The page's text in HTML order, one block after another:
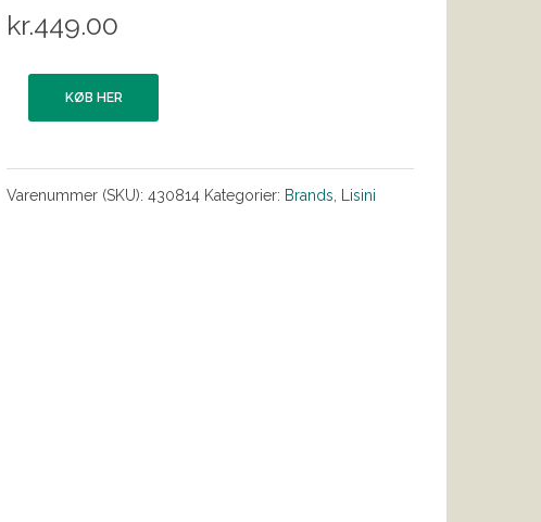
kr.449.00
KØB HER
Varenummer (SKU): 430814 Kategorier: Brands Lisini